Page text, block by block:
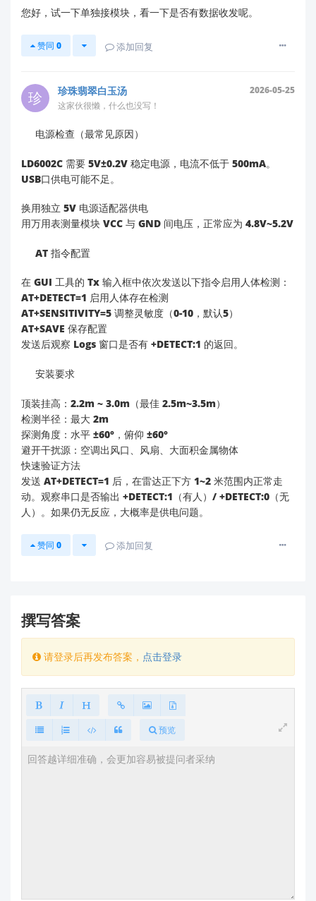
>±0.2V，请更换电源。
2️⃣确认 USB 通信链路
驱动安装：
下载并安装CP210x USB 驱动
相关工具”）。
芯片，需独立驱动）
连接验证：
换用带屏蔽层的 USB 2.0 线
过长 >1m）。
为
3️⃣GUI 工具配置检查
点云数据无显示
串口参数错误：
✅ 串口号 = 设备管理器中识别的 COM 号（如
COM3）
✅ 波特率 =
✅ 数据位 = 8, 停止位 = 1, 校验位 = None
工作模式切换：
HLK-LD6002C
源）。需通过AT 指令 启用：
AT+SET_MODE=3  // 切换至点云检测模式
操作方式：用串口助手（如
中的
4️⃣环境与安装优化
人体检测失效可能因环境干扰：
避免安装在金属表面（如铁质支架），建议使用
非金属安装板。
检测区域需无遮挡物（如玻璃、塑料板会衰减
信号），雷达高度 ≤2.5m。
测试建议
：
在空旷房间缓慢走动（速度 0.5~1m/s），距
离雷达 1~5 米（LD6002C 有效检测距离为
触微烫），请立即断电并联系售后。
您好，试一下单独接模块，看一下是否有数据收发呢。
赞同 0 添加回复
珍珠翡翠白玉汤
2026-05-25
这家伙很懒，什么也没写！
电源检查（最常见原因）
LD6002C 需要 5V±0.2V 稳定电源，电流不低于 500mA。
USB口供电可能不足。
换用独立 5V 电源适配器供电
用万用表测量模块 VCC 与 GND 间电压，正常应为 4.8V~5.2V
AT 指令配置
在 GUI 工具的 Tx 输入框中依次发送以下指令启用人体检测：
AT+DETECT=1 启用人体存在检测
AT+SENSITIVITY=5 调整灵敏度（0-10，默认5）
AT+SAVE 保存配置
发送后观察 Logs 窗口是否有 +DETECT:1 的返回。
安装要求
顶装挂高：2.2m ~ 3.0m（最佳 2.5m~3.5m）
检测半径：最大 2m
探测角度：水平 ±60°，俯仰 ±60°
避开干扰源：空调出风口、风扇、大面积金属物体
快速验证方法
发送 AT+DETECT=1 后，在雷达正下方 1~2 米范围内正常走
动。观察串口是否输出 +DETECT:1（有人）/ +DETECT:0（无
人）。如果仍无反应，大概率是供电问题。
赞同 0 添加回复
撰写答案
请登录后再发布答案， 点击登录
预览